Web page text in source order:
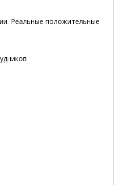
Реальные положительные